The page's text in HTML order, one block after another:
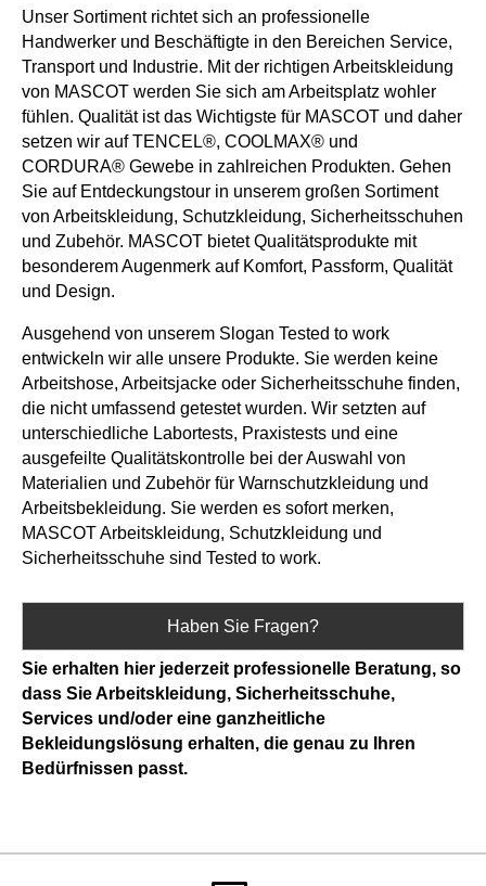
Unser Sortiment richtet sich an professionelle
Handwerker und Beschäftigte in den Bereichen Service,
Transport und Industrie. Mit der richtigen Arbeitskleidung
von MASCOT werden Sie sich am Arbeitsplatz wohler
fühlen. Qualität ist das Wichtigste für MASCOT und daher
setzen wir auf TENCEL®, COOLMAX® und
CORDURA® Gewebe in zahlreichen Produkten. Gehen
Sie auf Entdeckungstour in unserem großen Sortiment
von Arbeitskleidung, Schutzkleidung, Sicherheitsschuhen
und Zubehör. MASCOT bietet Qualitätsprodukte mit
besonderem Augenmerk auf Komfort, Passform, Qualität
und Design.
Ausgehend von unserem Slogan Tested to work
entwickeln wir alle unsere Produkte. Sie werden keine
Arbeitshose, Arbeitsjacke oder Sicherheitsschuhe finden,
die nicht umfassend getestet wurden. Wir setzten auf
unterschiedliche Labortests, Praxistests und eine
ausgefeilte Qualitätskontrolle bei der Auswahl von
Materialien und Zubehör für Warnschutzkleidung und
Arbeitsbekleidung. Sie werden es sofort merken,
MASCOT Arbeitskleidung, Schutzkleidung und
Sicherheitsschuhe sind Tested to work.
Haben Sie Fragen?
Sie erhalten hier jederzeit professionelle Beratung, so
dass Sie Arbeitskleidung, Sicherheitsschuhe,
Services und/oder eine ganzheitliche
Bekleidungslösung erhalten, die genau zu Ihren
Bedürfnissen passt.